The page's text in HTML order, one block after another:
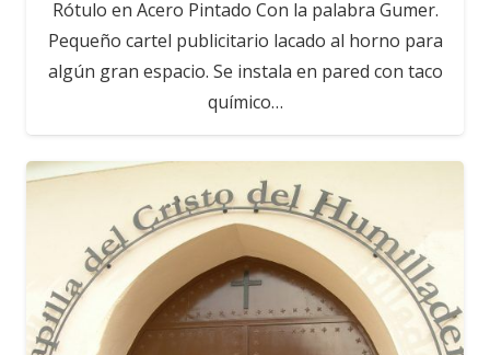
Rótulo en Acero Pintado Con la palabra Gumer.
Pequeño cartel publicitario lacado al horno para
algún gran espacio. Se instala en pared con taco
químico…